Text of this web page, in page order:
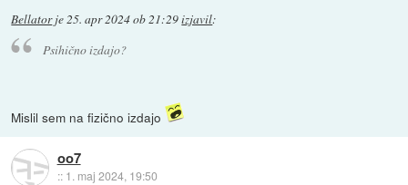
Bellatorje25. apr 2024 ob 21:29izjavil:
Psihično izdajo?
Mislil sem na fizično izdajo
oo7
:: 1. maj 2024, 19:50